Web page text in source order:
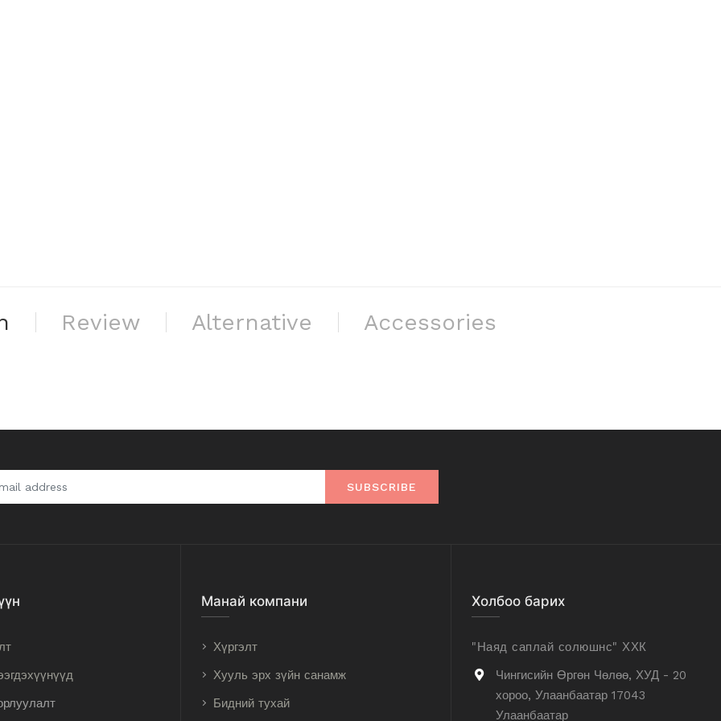
Review Alternative Accessories
SUBSCRIBE
Манай компани
Хүргэлт
Хууль эрх зүйн санамж
Бидний тухай
Холбоо барих
"Наяд саплай солюшнс" ХХК
Чингисийн Өргөн Чөлөө, ХУД - 20
хороо, Улаанбаатар 17043
Улаанбаатар